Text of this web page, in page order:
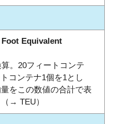
Foot Equivalent
。20フィートコンテ
コンテナ1個を1とし
をこの数値の合計で表
→ TEU）